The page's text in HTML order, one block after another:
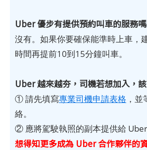
Uber 優步有提供預約叫車的服務
沒有。如果你要確保能準時上車，
時間再提前10到15分鐘叫車。
Uber 越來越夯，司機若想加入，
① 請先填寫專業司機申請表格 ，
絡。
② 應將駕駛執照的副本提供給 Uber
想得知更多成為 Uber 合作夥伴的